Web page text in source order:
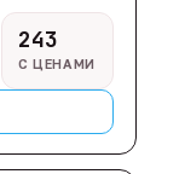
243
С ЦЕНАМИ